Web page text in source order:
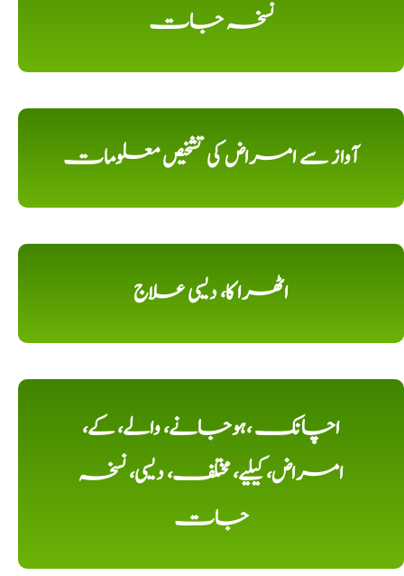
نسخہ جات
آواز سے امراض کی تشخیص معلومات
اٹھرا کا، دیسی علاج
اچانک ،ہوجانے، والے، کے،
امراض، کیلیے، مختلف، دیسی، نسخہ
جات